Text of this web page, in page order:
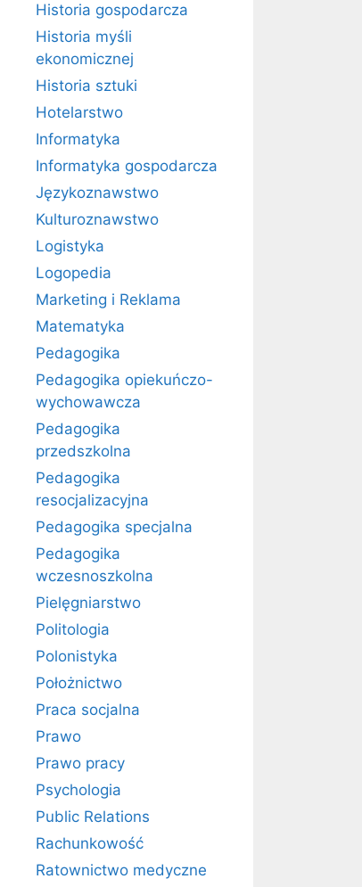
Historia gospodarcza
Historia myśli
ekonomicznej
Historia sztuki
Hotelarstwo
Informatyka
Informatyka gospodarcza
Językoznawstwo
Kulturoznawstwo
Logistyka
Logopedia
Marketing i Reklama
Matematyka
Pedagogika
Pedagogika opiekuńczo-
wychowawcza
Pedagogika
przedszkolna
Pedagogika
resocjalizacyjna
Pedagogika specjalna
Pedagogika
wczesnoszkolna
Pielęgniarstwo
Politologia
Polonistyka
Położnictwo
Praca socjalna
Prawo
Prawo pracy
Psychologia
Public Relations
Rachunkowość
Ratownictwo medyczne